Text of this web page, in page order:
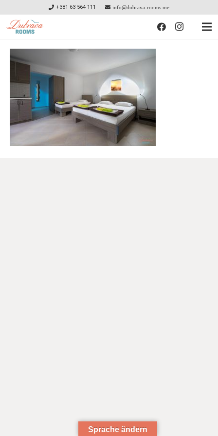
+381 63 564 111 info@dubrava-rooms.me
Sprache ändern